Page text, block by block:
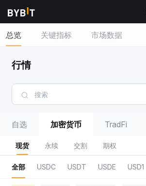
总览 关键指标 市场数据
行情
自选 加密货币 TradFi
现货 永续 交割 期权
全部 USDC USDT USDE USD1